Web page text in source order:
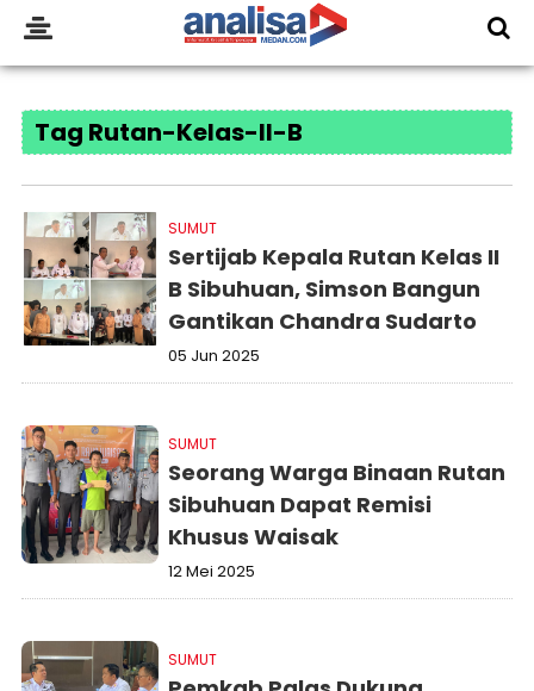
Tag Rutan-Kelas-II-B
SUMUT
Sertijab Kepala Rutan Kelas II
B Sibuhuan, Simson Bangun
Gantikan Chandra Sudarto
05 Jun 2025
SUMUT
Seorang Warga Binaan Rutan
Sibuhuan Dapat Remisi
Khusus Waisak
12 Mei 2025
SUMUT